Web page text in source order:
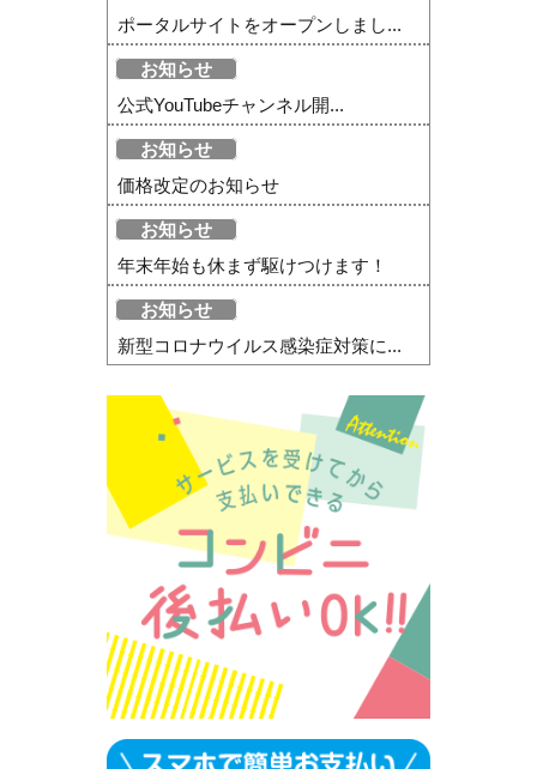
ポータルサイトをオープンしまし...
お知らせ
公式YouTubeチャンネル開...
お知らせ
価格改定のお知らせ
お知らせ
年末年始も休まず駆けつけます！
お知らせ
新型コロナウイルス感染症対策に...